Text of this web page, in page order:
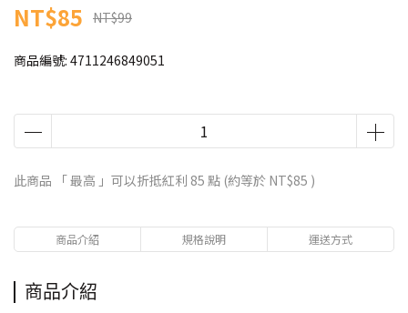
NT$85 NT$99
商品編號: 4711246849051
此商品 「 最高 」可以折抵紅利 85 點 (約等於 NT$85 )
商品介紹 規格說明 運送方式
商品介紹